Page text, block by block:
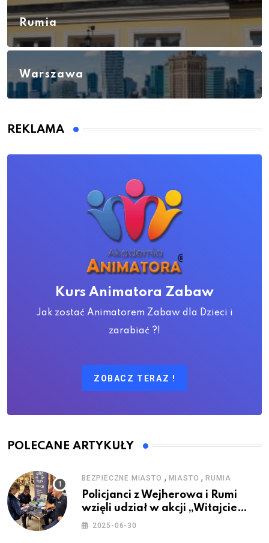
Rumia
Warszawa
REKLAMA
Kurs Animatora Zabaw
Jak zostać Animatorem Zabaw dla Dzieci i
zarabiać ?!
ZOBACZ TERAZ !
POLECANE ARTYKUŁY
BEZPIECZNE MIASTO , MIASTO ,RUMIA
Policjanci z Wejherowa i Rumi
wzięli udział w akcji „Witajcie
Wakacje”
2025-06-30